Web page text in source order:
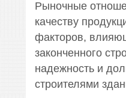
Рыночные
качеству
факторов,
законченного
надежность и
строителями